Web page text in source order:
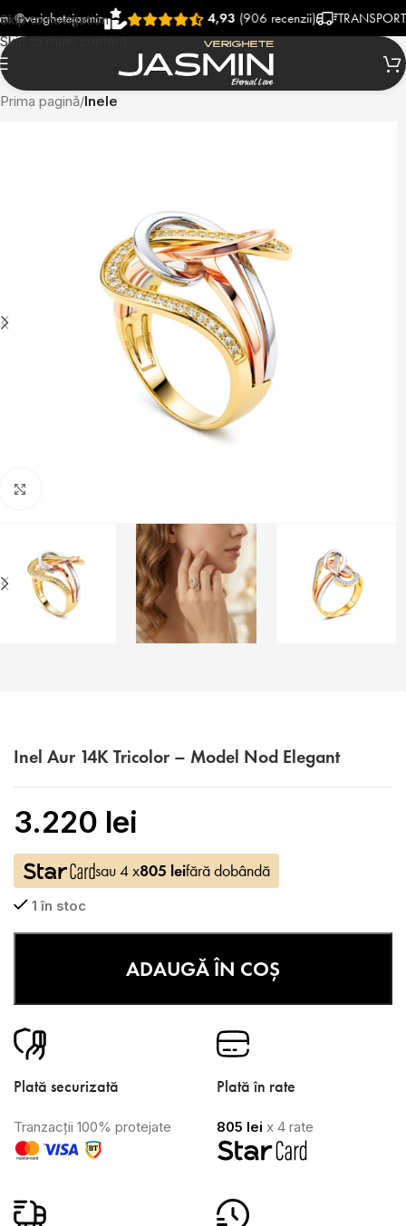
Skip to navigation
Skip to main content
4,93(906 recenzii) TRANSPORT
Prima pagină Inele
Inel Aur 14K Tricolor – Model Nod Elegant
3.220 lei
sau 4 x805 leifără dobândă
1 în stoc
ADAUGĂ ÎN COȘ
Plată securizată
Tranzacții 100% protejate
Plată în rate
805 lei x 4 rate